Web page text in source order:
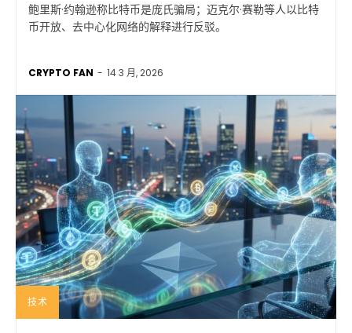
鲍里斯·约翰逊称比特币是庞氏骗局；迈克尔·赛勒等人以比特
币开放、去中心化网络的解释进行反驳。
CRYPTO FAN - 14 3 月, 2026
技术